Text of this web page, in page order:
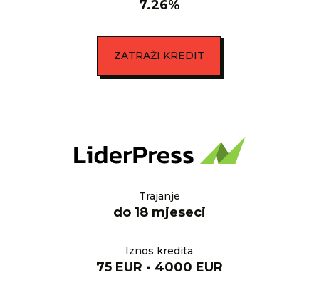
7.26%
ZATRAŽI KREDIT
Trajanje
do 18 mjeseci
Iznos kredita
75 EUR - 4000 EUR